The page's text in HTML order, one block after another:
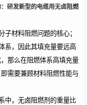
研发新型的电缆用无卤阻燃
子材料阻燃问题的核心；
系，因此其填充量要远高
那么在阻燃体系高填充量
需要兼顾材料阻燃性能与
中，无卤阻燃剂的重量比